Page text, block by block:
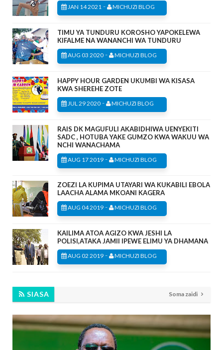
JAN 14 2021 - MICHUZI BLOG
TIMU YA TUNDURU KOROSHO YAPOKELEWA
KIFALME NA WANANCHI WA TUNDURU
AUG 03 2020 - MICHUZI BLOG
HAPPY HOUR GARDEN UKUMBI WA KISASA
KWA SHEREHE ZOTE
JUL 29 2020 - MICHUZI BLOG
RAIS DK MAGUFULI AKABIDHIWA UENYEKITI
SADC , HOTUBA YAKE GUMZO KWA WAKUU WA
NCHI WANACHAMA
AUG 17 2019 - MICHUZI BLOG
ZOEZI LA KUPIMA UTAYARI WA KUKABILI EBOLA
LAACHA ALAMA MKOANI KAGERA
AUG 04 2019 - MICHUZI BLOG
KAILIMA ATOA AGIZO KWA JESHI LA
POLISI,ATAKA JAMII IPEWE ELIMU YA DHAMANA
AUG 02 2019 - MICHUZI BLOG
SIASA Soma zaidi